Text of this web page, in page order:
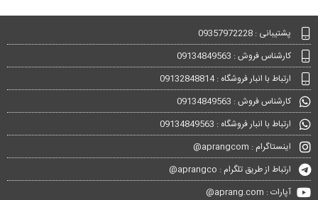
گزینه
گزینه
پشتیبانی : 09357972228
کارشناس فروش : 09134849563
ارتباط با انبار فروشگاه : 09132848814
کارشناس فروش : 09134849563
ارتباط با انبار فروشگاه : 09134849563
اینستاگرام : aprangcom@
ارتباط از طریق تلگرام : aprangco@
آپارات : aprang.com@